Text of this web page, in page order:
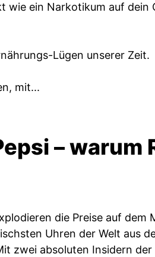
ein Narkotikum auf dein
Lügen unserer Zeit.
mit...
– warum
die Preise auf dem
Uhren der Welt aus
zwei absoluten Insidern der